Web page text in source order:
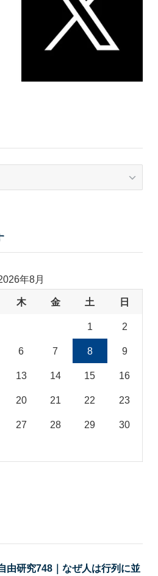
年8月
木 金 土 日
1 2
6 7 8 9
13 14 15 16
20 21 22 23
27 28 29 30
由研究748｜なぜ人は行列に並